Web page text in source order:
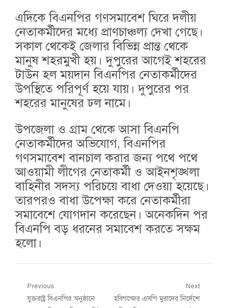
এদিকে বিএনপির গণসমাবেশ ঘিরে দলীয়
নেতাকর্মীদের মধ্যে প্রাণচাঞ্চল্য দেখা গেছে।
সকাল থেকেই জেলার বিভিন্ন প্রান্ত থেকে
মানুষ শহরমুখী হয়। দুপুরের আগেই শহরের
টাউন হল ময়দান বিএনপির নেতাকর্মীদের
উপস্থিতে পরিপূর্ণ হয়ে যায়। দুপুরের পর
শহরের মানুষের ঢল নামে।
উপজেলা ও গ্রাম থেকে আসা বিএনপি
নেতাকর্মীদের অভিযোগ, বিএনপির
গণসমাবেশ বানচাল করার জন্য পথে পথে
আওয়ামী লীগের নেতাকর্মী ও আইনশৃঙ্খলা
বাহিনীর সদস্য পরিচয়ে বাধা দেওয়া হয়েছে।
তারপরও বাধা উপেক্ষা করে নেতাকর্মীরা
সমাবেশে যোগদান করেছেন। অনেকদিন পর
বিএনপি বড় ধরনের সমাবেশ করতে সক্ষম
হলো।
Post
Previous
Previous
যুক্তরাষ্ট্র বিএনপির অনুষ্ঠানে
Next
Next
হবিগন্জের এসপি মুরাদের নির্দেশে